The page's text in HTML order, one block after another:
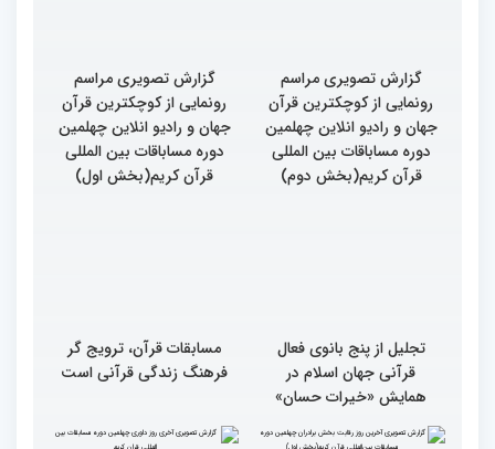
گزارش تصویری مراسم
رونمایی از کوچکترین قرآن
جهان و رادیو انلاین چهلمین
دوره مساباقات بین المللی
قرآن کریم(بخش دوم)
گزارش تصویری مراسم
رونمایی از کوچکترین قرآن
جهان و رادیو انلاین چهلمین
دوره مساباقات بین المللی
قرآن کریم(بخش اول)
تجلیل از پنج بانوی فعال
قرآنی جهان اسلام در
همایش «خیرات حسان»
مسابقات قرآن، ترویج گر
فرهنگ زندگی قرآنی است